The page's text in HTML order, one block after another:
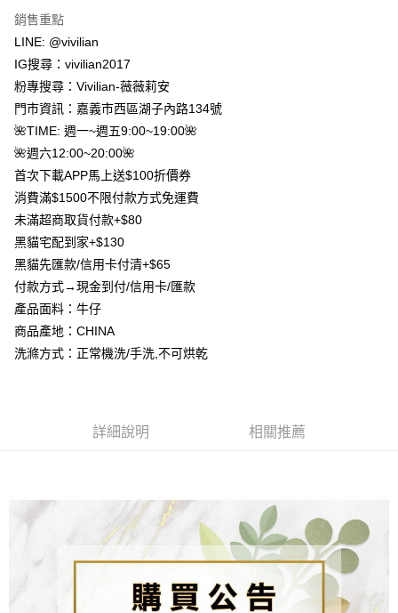
元大商業銀行
台新國際商業銀行
台灣樂天信用卡公司
悠遊付
Google Pay
大哥付你分期
相關說明
【大哥付你分期使用說明】
2.付款方式選擇「大哥付你分期」，訂單成立後會自動跳轉到大哥付的交易
流程，驗證手機門號後，選擇欲分期的期數、繳款截止日，確認付款後即完
成交易。
3.實際核准額度、可分期數及費用金額請依後續交易確認頁面所載為準。
4.訂單成立30分鐘內，如未前往確認交易或遇審核未通過，訂單將自動取
消。如遇「轉專審核」未通過狀況，表示未達大哥付你分期系統評分，恕無
【繳款方式說明】
1.分期款項不併入電信帳單，「大哥付你分期」於每月結算日後寄送繳費提
醒簡訊。
2.透過簡訊連結打開帳單後，可選擇「超商條碼／台灣大直營門市／銀行轉
帳／街口支付／iPASS MONEY」等通路繳費。
2.基於同意付款使用「大哥付你分期」之契約關係目的，商店將以您的個人
AFTEE先享後付
相關說明
【關於「AFTEE先享後付」】
AFTEE先享後付是「在收到商品之後才付款」的支付方式。 讓您購物簡單
便利好安心！
１．簡單：不需註冊會員、不需綁卡、不需儲值。
２．便利：只要手機號碼，簡訊認證，即可結帳。
３．安心：先確認商品／服務後，再付款。
【「AFTEE先享後付」結帳流程】
１．於結帳方式選擇「AFTEE先享後付」後，將跳轉至「AFTEE先享後付」
結帳頁面，進行簡訊認證並確認金額後，即可完成結帳。
２．訂單成立數日內，您將收到繳費通知簡訊。
３．收到繳費通知簡訊後14天內，點擊此簡訊中的連結，可透過四大超商／
※ 交易是否成功請以「AFTEE先享後付 」之結帳頁面顯示為準，若有關於
【注意事項】
１．透過由恩沛科技股份有限公司提供之「AFTEE先享後付」服務完成之交
易，需依本服務之必要範圍內提供個人資料，並將交易相關給付款項請求債
權轉讓予恩沛科技股份有限公司。
２．關於個人資料處理事宜，請瀏覽以下網址：
https://aftee.tw/terms/#terms3
３．未成年的使用者請事先徵得法定代理人或監護人之同意方可使用
ATM付款
貨到付款
運送方式
全家取貨付款
每筆NT$80，滿NT$1,500(含以上)免運費
7-11取貨付款
每筆NT$65，滿NT$1,500(含以上)免運費
查看運費
銷售重點
LINE: @vivilian
IG搜尋：vivilian2017
粉專搜尋：Vivilian-薇薇莉安
門市資訊：嘉義市西區湖子內路134號
🌺TIME: 週一~週五9:00~19:00🌺
🌺週六12:00~20:00🌺
首次下載APP馬上送$100折價券
消費滿$1500不限付款方式免運費
未滿超商取貨付款+$80
黑貓宅配到家+$130
黑貓先匯款/信用卡付清+$65
付款方式→現金到付/信用卡/匯款
產品面料：牛仔
商品產地：CHINA
洗滌方式：正常機洗/手洗,不可烘乾
詳細說明 相關推薦